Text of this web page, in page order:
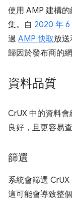
使用 AMP 建構
集。自 2020 年 6
過 AMP 快取放
歸因於發布商的網
資料品質
CrUX 中的資料
良好，且更容易查
篩選
系統會篩選 CrUX
這可能會導致整